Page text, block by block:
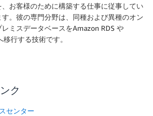
、お客様のために構築する仕事に従事してい
す。彼の専門分野は、同種および異種のオン
レミスデータベースをAmazon RDS や
行する技術です。
ク
センター